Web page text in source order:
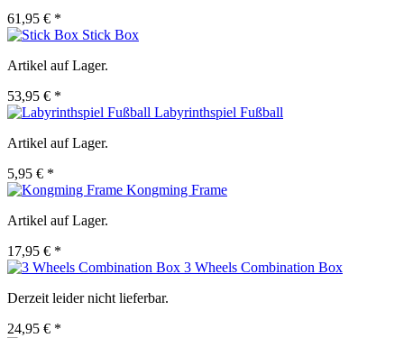
61,95 € *
Stick Box
Artikel auf Lager.
53,95 € *
Labyrinthspiel Fußball
Artikel auf Lager.
5,95 € *
Kongming Frame
Artikel auf Lager.
17,95 € *
3 Wheels Combination Box
Derzeit leider nicht lieferbar.
24,95 € *